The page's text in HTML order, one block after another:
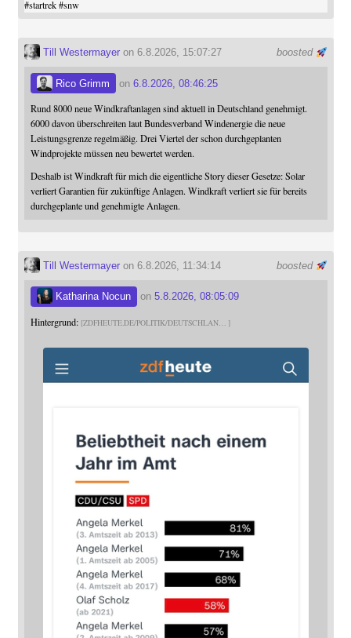
#startrek #snw
boosted
Till Westermayeron 6.8.2026, 15:07:27
Rico Grimm on 6.8.2026, 08:46:25
Rund 8000 neue Windkraftanlagen sind aktuell in Deutschland genehmigt.
6000 davon überschreiten laut Bundesverband Windenergie die neue
Leistungsgrenze regelmäßig. Drei Viertel der schon durchgeplanten
Windprojekte müssen neu bewertet werden.
Deshalb ist Windkraft für mich die eigentliche Story dieser Gesetze: Solar
verliert Garantien für zukünftige Anlagen. Windkraft verliert sie für bereits
durchgeplante und genehmigte Anlagen.
boosted
Till Westermayeron 6.8.2026, 11:34:14
Katharina Nocun on 5.8.2026, 08:05:09
Hintergrund: ZDFHEUTE.DE/POLITIK/DEUTSCHLAN